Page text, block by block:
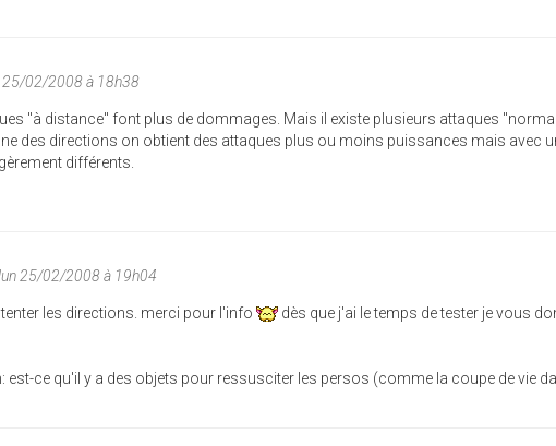
25/02/2008 à 18h38
"à distance" font plus de dommages. Mais il existe plusieurs attaques
des directions on obtient des attaques plus ou moins puissances mais avec
différents.
25/02/2008 à 19h04
les directions. merci pour l'info
dès que j'ai le temps de tester je vous
est-ce qu'il y a des objets pour ressusciter les persos (comme la coupe de vie